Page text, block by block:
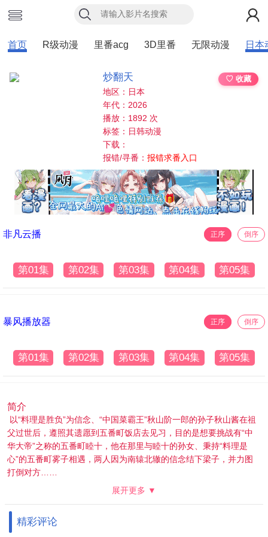
首页 R级动漫 里番acg 3D里番 无限动漫 日本
炒翻天
♡ 收藏
地区：日本
年代：2026
播放：1892 次
标签：日韩动漫
下载：
报错/寻番：报错求番入口
非凡云播 正序 倒序
第01集 第02集 第03集 第04集 第05集
暴风播放器 正序 倒序
第01集 第02集 第03集 第04集 第05集
简介
以“料理是胜负”为信念、“中国菜霸王”秋山阶一郎的孙子秋山酱在祖
父过世后，遵照其遗愿到五番町饭店去见习，目的是想要挑战有“中
华大帝”之称的五番町睦十，他在那里与睦十的孙女、秉持“料理是
心”的五番町雾子相遇，两人因为南辕北辙的信念结下梁子，并力图
打倒对方……
展开更多 ▼
精彩评论